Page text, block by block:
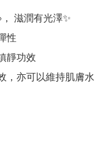
滋潤有光澤✨
性
靜功效
，亦可以維持肌膚水